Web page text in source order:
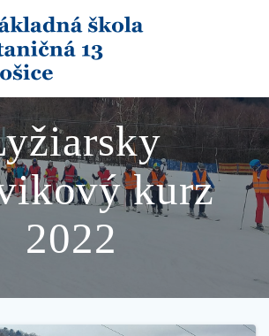
to
content
kurz
2022